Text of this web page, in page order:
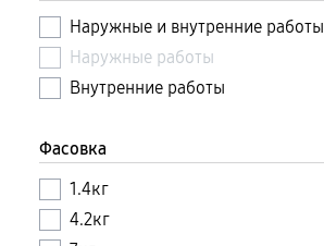
Наружные и внутренние работы
Наружные работы
Внутренние работы
Фасовка
1.4кг
4.2кг